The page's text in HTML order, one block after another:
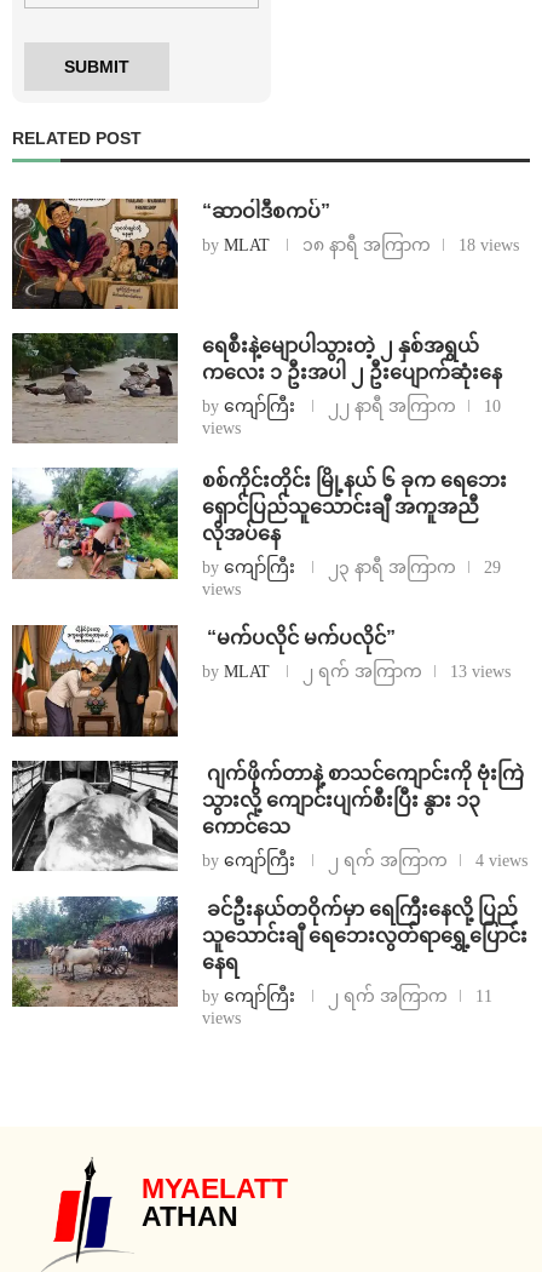
RELATED POST
“ဆာဝါဒီစကပ်”
by MLAT ၁၈ နာရီ အကြာက 18 views
ရေစီးနဲ့မျောပါသွားတဲ့ ၂ နှစ်အရွယ်
ကလေး ၁ ဦးအပါ ၂ ဦးပျောက်ဆုံးနေ
by ကျော်ကြီး ၂၂ နာရီ အကြာက
10
views
စစ်ကိုင်းတိုင်း မြို့နယ် ၆ ခုက ရေဘေး
ရှောင်ပြည်သူသောင်းချီ အကူအညီ
လိုအပ်နေ
by ကျော်ကြီး ၂၃ နာရီ အကြာက
29
views
⁨ ⁨“မက်ပလိုင် မက်ပလိုင်”
by MLAT ၂ ရက် အကြာက 13 views
⁨⁩ ⁨ဂျက်ဖိုက်တာနဲ့ စာသင်ကျောင်းကို ဗုံးကြဲ
သွားလို့ ကျောင်းပျက်စီးပြီး နွား ၁၃
ကောင်သေ
by ကျော်ကြီး ၂ ရက် အကြာက 4 views
⁩ ⁨ခင်ဦးနယ်တဝိုက်မှာ ရေကြီးနေလို့ ပြည်
သူသောင်းချီ ရေဘေးလွတ်ရာရွှေ့ပြောင်း
နေရ
by ကျော်ကြီး ၂ ရက် အကြာက
11
views
MYAELATT
ATHAN